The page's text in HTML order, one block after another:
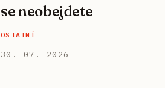
se neobejdete
OSTATNÍ
30. 07. 2026